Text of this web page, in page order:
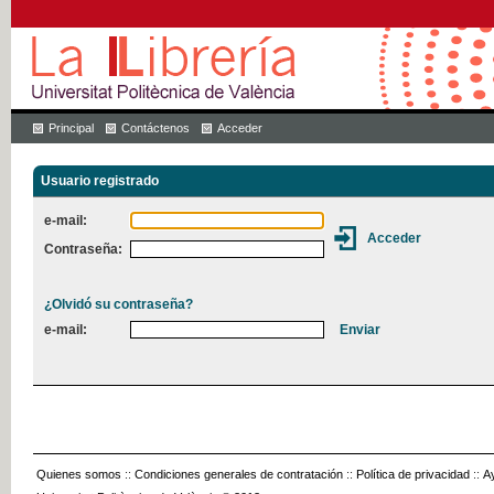
Principal Contáctenos Acceder
Usuario registrado
e-mail:
Contraseña:
¿Olvidó su contraseña?
e-mail:
Quienes somos :: Condiciones generales de contratación :: Política de privacidad ::